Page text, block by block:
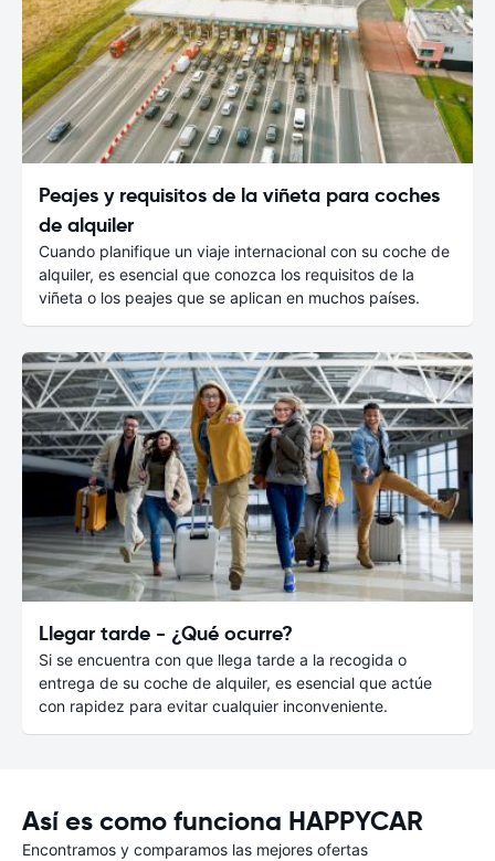
Peajes y requisitos de la viñeta para coches
de alquiler
Cuando planifique un viaje internacional con su coche de
alquiler, es esencial que conozca los requisitos de la
viñeta o los peajes que se aplican en muchos países.
Llegar tarde - ¿Qué ocurre?
Si se encuentra con que llega tarde a la recogida o
entrega de su coche de alquiler, es esencial que actúe
con rapidez para evitar cualquier inconveniente.
Así es como funciona HAPPYCAR
Encontramos y comparamos las mejores ofertas